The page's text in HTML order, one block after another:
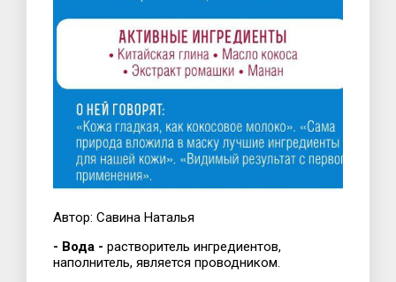
Автор: Савина Наталья
- Вода - растворитель ингредиентов,
наполнитель, является проводником.